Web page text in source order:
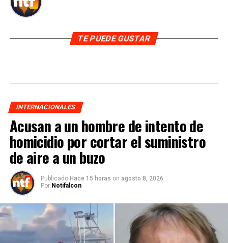
TE PUEDE GUSTAR
INTERNACIONALES
Acusan a un hombre de intento de
homicidio por cortar el suministro
de aire a un buzo
Publicado Hace 15 horas on agosto 8, 2026
Por Notifalcon